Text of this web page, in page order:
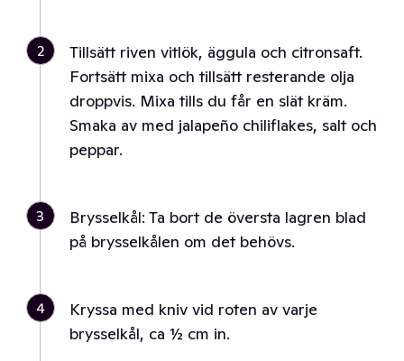
2
Tillsätt riven vitlök, äggula och citronsaft.
Fortsätt mixa och tillsätt resterande olja
droppvis. Mixa tills du får en slät kräm.
Smaka av med jalapeño chiliflakes, salt och
peppar.
3
Brysselkål: Ta bort de översta lagren blad
på brysselkålen om det behövs.
4
Kryssa med kniv vid roten av varje
brysselkål, ca ½ cm in.